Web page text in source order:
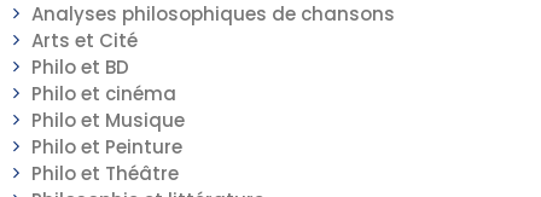
Analyses philosophiques de chansons
Arts et Cité
Philo et BD
Philo et cinéma
Philo et Musique
Philo et Peinture
Philo et Théâtre